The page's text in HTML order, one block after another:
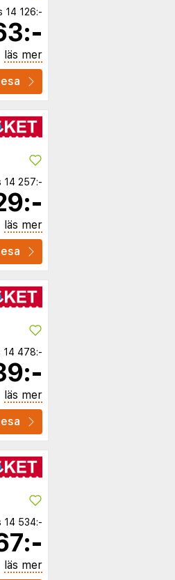
14 126:-
läs mer
14 257:-
läs mer
14 478:-
läs mer
14 534:-
läs mer